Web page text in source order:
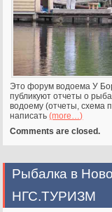
Это форум водоема У
публикуют отчеты о
водоему (отчеты, схема
написать(more…)
Comments are closed.
Рыбалка в
НГС.ТУРИЗМ